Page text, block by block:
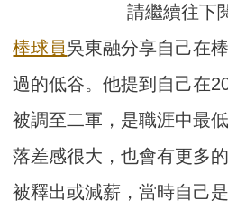
請繼續往下
棒球員吳東融分享自己在
過的低谷。他提到自己在
被調至二軍，是職涯中最
落差感很大，也會有更多
被釋出或減薪，當時自己